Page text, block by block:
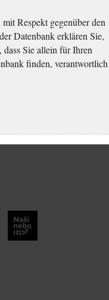
Respekt gegenüber den
Datenbank erklären Sie,
dass Sie allein für Ihren
finden, verantwortlich